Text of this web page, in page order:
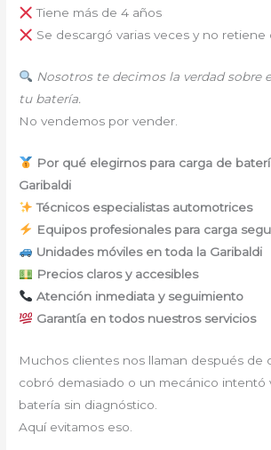
Tiene más de 4 años
Se descargó varias veces y no retiene
Nosotros te decimos la verdad sobre
tu batería.
No vendemos por vender.
Por qué elegirnos para carga de
Garibaldi
Técnicos especialistas automotrices
Equipos profesionales para carga
Unidades móviles en toda la Garibaldi
Precios claros y accesibles
Atención inmediata y seguimiento
Garantía en todos nuestros servicios
Muchos clientes nos llaman después de
cobró demasiado o un mecánico intentó
batería sin diagnóstico.
Aquí evitamos eso.